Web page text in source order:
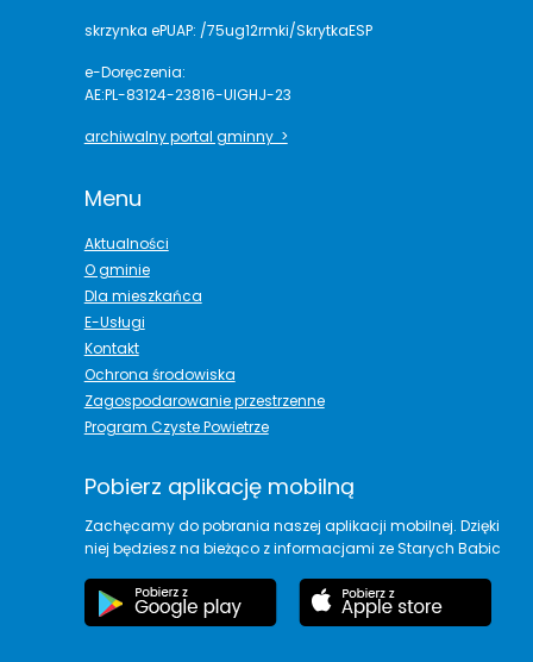
skrzynka ePUAP: /75ug12rmki/SkrytkaESP
e-Doręczenia:
AE:PL-83124-23816-UIGHJ-23
archiwalny portal gminny >
Menu
Aktualności
O gminie
Dla mieszkańca
E-Usługi
Kontakt
Ochrona środowiska
Zagospodarowanie przestrzenne
Program Czyste Powietrze
Pobierz aplikację mobilną
Zachęcamy do pobrania naszej aplikacji mobilnej. Dzięki
niej będziesz na bieżąco z informacjami ze Starych Babic